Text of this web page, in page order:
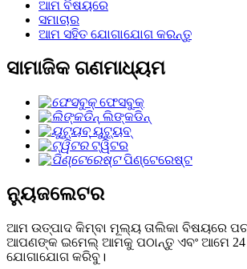
ଆମ ବିଷୟରେ
ସମାଚାର
ଆମ ସହିତ ଯୋଗାଯୋଗ କରନ୍ତୁ
ସାମାଜିକ ଗଣମାଧ୍ୟମ
ଫେସବୁକ୍
ଲିଙ୍କଡିନ୍
ୟୁଟ୍ୟୁବ୍
ଟ୍ୱିଟର
ପିଣ୍ଟେରେଷ୍ଟ
ନ୍ୟୁଜଲେଟର
ଆମ ଉତ୍ପାଦ କିମ୍ବା ମୂଲ୍ୟ ତାଲିକା ବିଷୟରେ
ଆପଣଙ୍କ ଇମେଲ୍ ଆମକୁ ପଠାନ୍ତୁ ଏବଂ ଆମେ
ଯୋଗାଯୋଗ କରିବୁ।